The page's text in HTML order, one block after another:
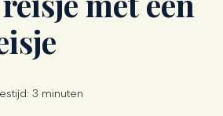
3 minuten